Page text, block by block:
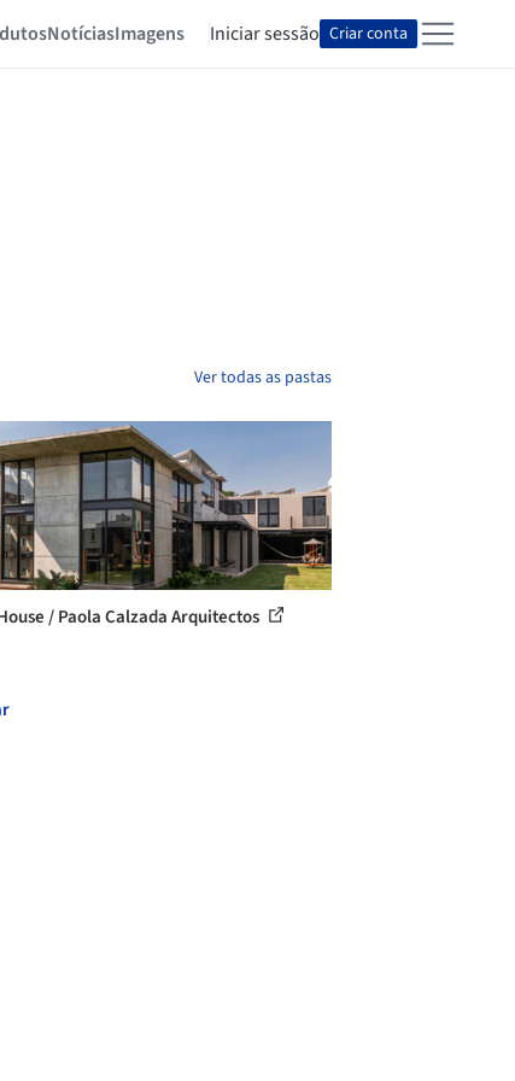
NotíciasImagens Iniciar sessão Criar conta
Ver todas as pastas
/ Paola Calzada Arquitectos